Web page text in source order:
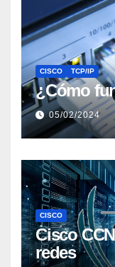
CISCO TCP/IP
¿Cómo
05/02/2024
CISCO
Cisco
redes